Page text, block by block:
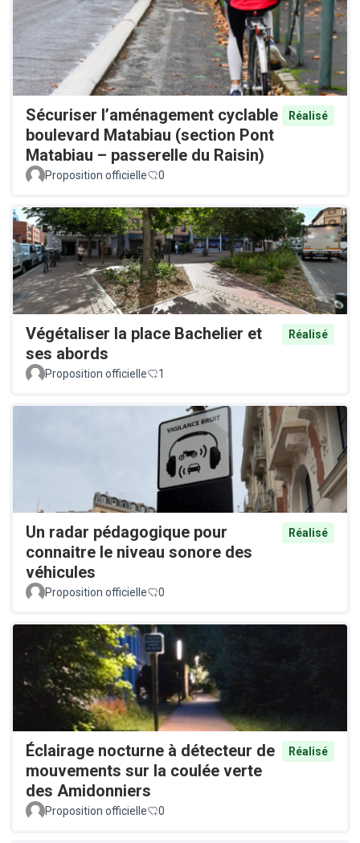
Sécuriser l’aménagement cyclable
boulevard Matabiau (section Pont
Matabiau – passerelle du Raisin)
Réalisé
Proposition officielle 0
Végétaliser la place Bachelier et
ses abords
Réalisé
Proposition officielle 1
Un radar pédagogique pour
connaitre le niveau sonore des
véhicules
Réalisé
Proposition officielle 0
Éclairage nocturne à détecteur de
mouvements sur la coulée verte
des Amidonniers
Réalisé
Proposition officielle 0